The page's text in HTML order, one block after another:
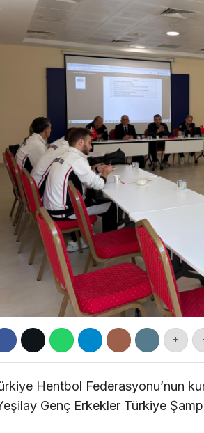
+
Hentbol Federasyonu’nun
Genç Erkekler Türkiye